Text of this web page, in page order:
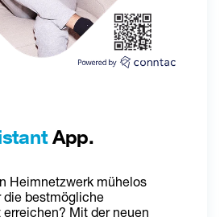
App.
Heimnetzwerk mühelos
die bestmögliche
Mit der neuen